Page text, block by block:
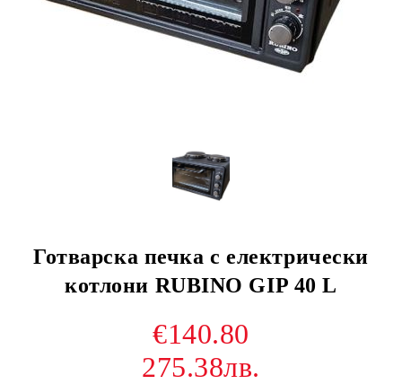
Готварска печка с електрически
котлони RUBINO GIP 40 L
€140.80
275.38лв.